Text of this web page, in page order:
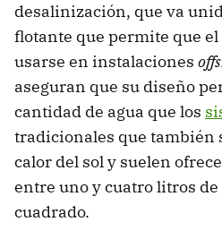
desalinización, que va
flotante que permite que
usarse en instalaciones
aseguran que su diseño
cantidad de agua que los
tradicionales que también
calor del sol y suelen
entre uno y cuatro litros
cuadrado.